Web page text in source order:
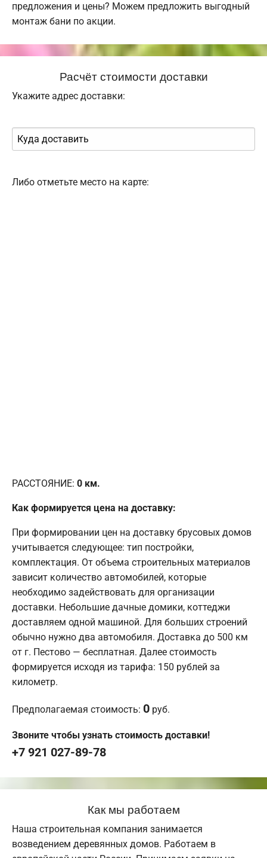
предложения и цены? Можем предложить выгодный
монтаж бани по акции.
Расчёт стоимости доставки
Укажите адрес доставки:
Либо отметьте место на карте:
РАССТОЯНИЕ: 0 км.
Как формируется цена на доставку:
При формировании цен на доставку брусовых домов
учитывается следующее: тип постройки,
комплектация. От объема строительных материалов
зависит количество автомобилей, которые
необходимо задействовать для организации
доставки. Небольшие дачные домики, коттеджи
доставляем одной машиной. Для больших строений
обычно нужно два автомобиля. Доставка до 500 км
от г. Пестово — бесплатная. Далее стоимость
формируется исходя из тарифа: 150 рублей за
километр.
Предполагаемая стоимость: 0 руб.
Звоните чтобы узнать стоимость доставки!
+7 921 027-89-78
Как мы работаем
Наша строительная компания занимается
возведением деревянных домов. Работаем в